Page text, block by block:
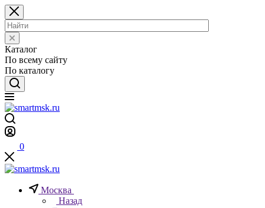
Каталог
По всему сайту
По каталогу
0
Москва
Назад